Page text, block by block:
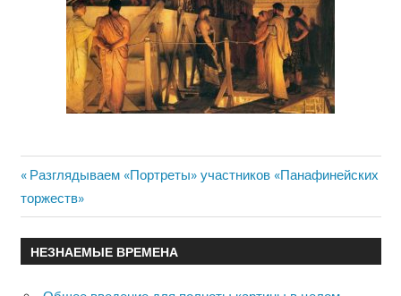
Навигация
по
записям
Previous
Post:
Разглядываем «Портреты» участников «Панафинейских
торжеств»
НЕЗНАЕМЫЕ ВРЕМЕНА